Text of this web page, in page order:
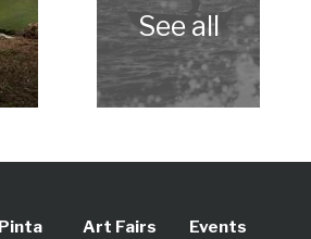
Pinta
Art Fairs
Events